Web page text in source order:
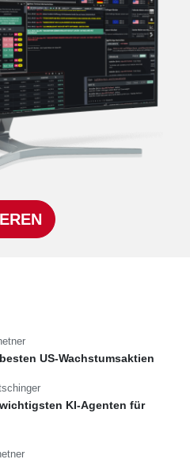
US-Wachstumsaktien
KI-Agenten für